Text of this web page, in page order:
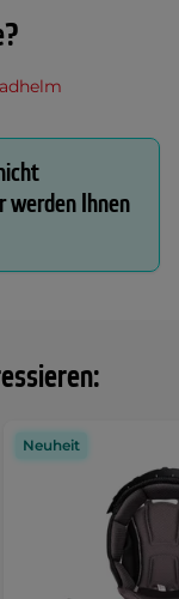
Neuheit
werden Ihnen